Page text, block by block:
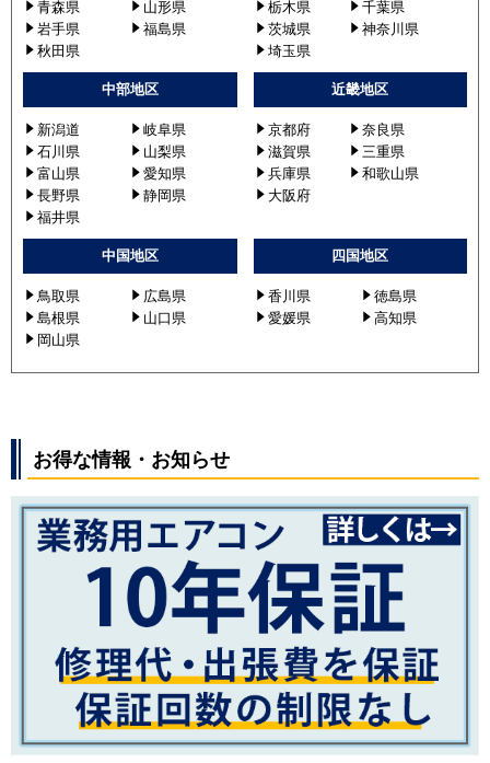
青森県
山形県
岩手県
福島県
秋田県
栃木県
千葉県
茨城県
神奈川県
埼玉県
中部地区
新潟道
岐阜県
石川県
山梨県
富山県
愛知県
長野県
静岡県
福井県
近畿地区
京都府
奈良県
滋賀県
三重県
兵庫県
和歌山県
大阪府
中国地区
鳥取県
広島県
島根県
山口県
岡山県
四国地区
香川県
徳島県
愛媛県
高知県
お得な情報・お知らせ